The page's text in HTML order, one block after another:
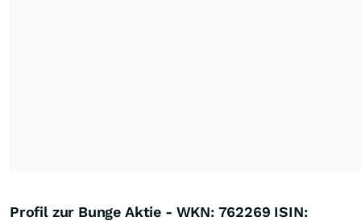
Profil zur Bunge Aktie - WKN: 762269 ISIN: